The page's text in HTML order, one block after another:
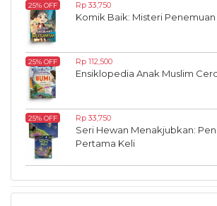
25% OFF Rp 33,750
Komik Baik: Misteri Penemuan
25% OFF Rp 112,500
Ensiklopedia Anak Muslim
25% OFF Rp 33,750
Seri Hewan Menakjubkan:
Pertama Keli